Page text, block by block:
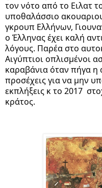
τον νότο από το Ειλατ
υποθαλάσσιο
γκρουπ Ελλήνων,
ο Έλληνας έχει καλή
λόγους. Παρέα στο
Αιγύπτιοι οπλισμένοι
καραβάνια όταν πήγα η
προσέχεις για να μην
εκπλήξεις κ το 2017
κράτος.